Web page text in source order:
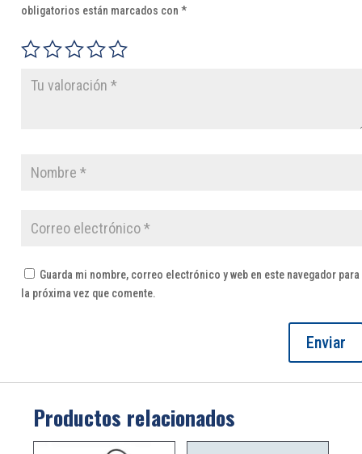
obligatorios están marcados con *
Guarda mi nombre, correo electrónico y web en este navegador para
la próxima vez que comente.
Productos relacionados